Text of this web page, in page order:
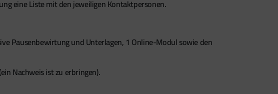
eine Liste mit den jeweiligen Kontaktpersonen.
Pausenbewirtung und Unterlagen, 1 Online-Modul sowie den
Nachweis ist zu erbringen).